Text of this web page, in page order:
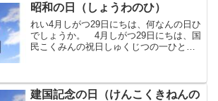
昭和の日（しょうわのひ）
れい4月しがつ29日にちは、何なんの日ひ
でしょうか。 4月しがつ29日にちは、国
民こくみんの祝日しゅくじつの一ひとつ
する法律ほうりつによりますと、「昭和
しょうわの日ひ」...
建国記念の日（けんこくきねんの